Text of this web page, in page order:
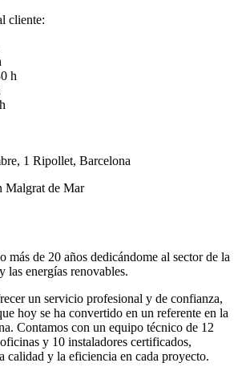
cliente:
h
1 Ripollet, Barcelona
Malgrat de Mar
más de 20 años dedicándome al sector de la
las energías renovables.
un servicio profesional y de confianza,
hoy se ha convertido en un referente en la
Contamos con un equipo técnico de 12
y 10 instaladores certificados,
calidad y la eficiencia en cada proyecto.